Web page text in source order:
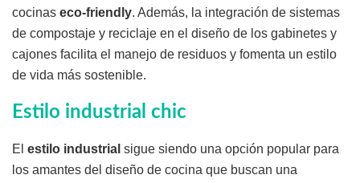
cocinas eco-friendly. Además, la integración de sistemas
de compostaje y reciclaje en el diseño de los gabinetes y
cajones facilita el manejo de residuos y fomenta un estilo
de vida más sostenible.
Estilo industrial chic
El estilo industrial sigue siendo una opción popular para
los amantes del diseño de cocina que buscan una